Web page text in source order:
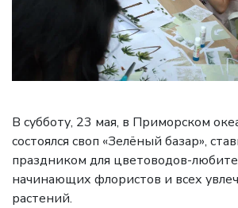
В субботу, 23 мая, в Приморском
состоялся своп «Зелёный базар»,
праздником для цветоводов-
начинающих флористов и всех
растений.